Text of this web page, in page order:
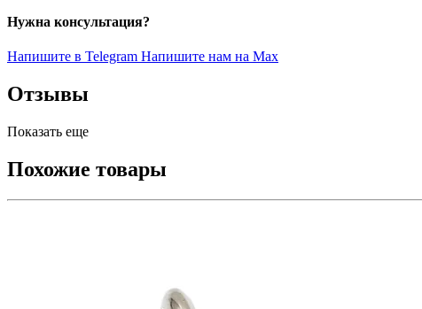
Нужна консультация?
Напишите в Telegram Напишите нам на Max
Отзывы
Показать еще
Похожие товары